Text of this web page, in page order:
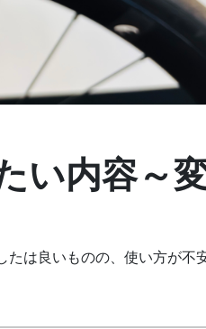
い内容～
は良いものの、使い方が